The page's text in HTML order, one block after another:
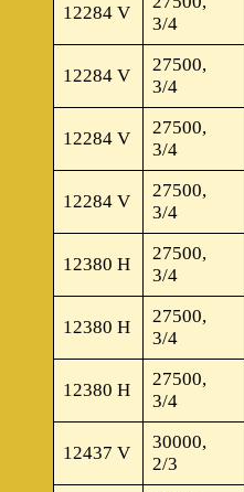
12284 V
3/4
12284 V
27500,
3/4
12284 V
27500,
3/4
12284 V
27500,
3/4
12380 H
27500,
3/4
12380 H
27500,
3/4
12380 H
27500,
3/4
12437 V
30000,
2/3